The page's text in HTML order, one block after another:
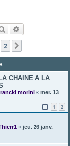
Rechercher
2
CHAINE A LA
morini « mer. 13
1 2
« jeu. 26 janv.